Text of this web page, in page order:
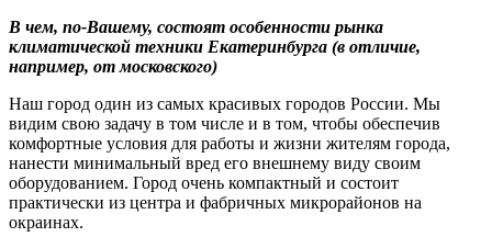
В чем, по-Вашему, состоят особенности рынка
климатической техники Екатеринбурга (в отличие,
например, от московского)
Наш город один из самых красивых городов России. Мы
видим свою задачу в том числе и в том, чтобы обеспечив
комфортные условия для работы и жизни жителям города,
нанести минимальный вред его внешнему виду своим
оборудованием. Город очень компактный и состоит
практически из центра и фабричных микрорайонов на
окраинах.